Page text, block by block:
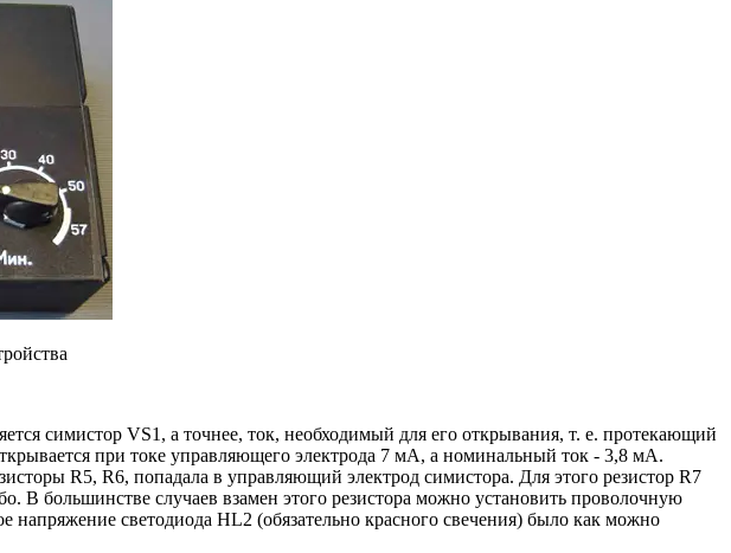
симистор VS1, а точнее, ток, необходимый для его открывания, т. е. протекающий
при токе управляющего электрода 7 мА, а номинальный ток - 3,8 мА.
R5, R6, попадала в управляющий электрод симистора. Для этого резистор R7
В большинстве случаев взамен этого резистора можно установить проволочную
светодиода HL2 (обязательно красного свечения) было как можно